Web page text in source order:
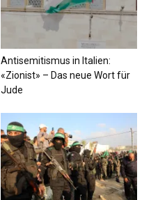
Antisemitismus in Italien:
«Zionist» – Das neue Wort für
Jude